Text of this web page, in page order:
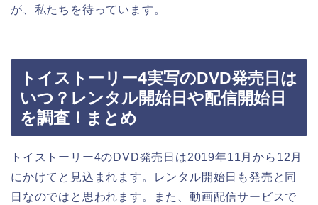
が、私たちを待っています。
トイストーリー4実写のDVD発売日は
いつ？レンタル開始日や配信開始日
を調査！まとめ
トイストーリー4のDVD発売日は2019年11月から12月
にかけてと見込まれます。レンタル開始日も発売と同
日なのではと思われます。また、動画配信サービスで